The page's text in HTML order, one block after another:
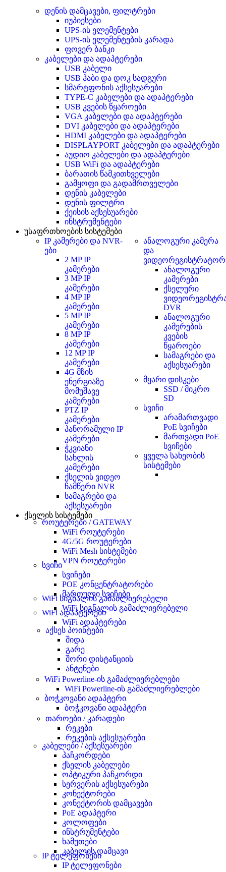
დენის დამცავები, ფილტრები
იუპიესები
UPS-ის ელემენტები
UPS-ის ელემენტების კარადა
ფოვერ ბანკი
კაბელები და ადაპტერები
USB კაბელი
USB ჰაბი და დოკ სადგური
სმარტფონის აქსესუარები
TYPE-C კაბელები და ადაპტერები
USB კვების წყაროები
VGA კაბელები და ადაპტერები
DVI კაბელები და ადაპტერები
HDMI კაბელები და ადაპტერები
DISPLAYPORT კაბელები და ადაპტერები
აუდიო კაბელები და ადაპტერები
USB WiFi და ადაპტერები
ბარათის წამკითხველები
გამყოფი და გადამრთველები
დენის კაბელები
დენის ფილტრი
ქეისის აქსესუარები
ინსტრუმენტები
უსაფრთხოების სისტემები
IP კამერები და NVR-
ები
2 MP IP
კამერები
3 MP IP
კამერები
4 MP IP
კამერები
5 MP IP
კამერები
8 MP IP
კამერები
12 MP IP
კამერები
4G მზის
ენერგიაზე
მომუშავე
კამერები
PTZ IP
კამერები
პანორამული IP
კამერები
ჭკვიანი
სახლის
კამერები
ქსელის ვიდეო
ჩამწერი NVR
სამაგრები და
აქსესუარები
ანალოგური კამერა
და
ანალოგური
კამერები
ქსელური
DVR
ანალოგური
კამერების
კვების
წყაროები
სამაგრები და
აქსესუარები
მყარი დისკები
SSD / მიკრო
SD
სვიჩი
არამართვადი
PoE სვიჩები
მართვადი PoE
სვიჩები
ყველა სახეობის
სისტემები
ქსელის სისტემები
როუტერები / GATEWAY
WiFi როუტერები
4G/5G როუტერები
WiFi Mesh სისტემები
VPN როუტერები
სვიჩი
სვიჩები
POE კონცენტრატორები
მართული სვიჩები
WiFi სიგნალის გამაძლიერებელი
WiFi სიგნალის გამაძლიერებელი
WiFi ადაპტერები
WiFi ადაპტერები
აქსეს პოინტები
შიდა
გარე
შორი დისტანციის
ანტენები
WiFi Powerline-ის გამაძლიერებლები
WiFi Powerline-ის გამაძლიერებლები
ბოჭკოვანი ადაპტერი
ბოჭკოვანი ადაპტერი
თაროები / კარადები
რეკები
რეკების აქსესუარები
კაბელები / აქსესუარები
პაჩკორდები
ქსელის კაბელები
ოპტიკური პაჩკორდი
სერვერის აქსესუარები
კონექტორები
კონექტორის დამცავები
PoE ადაპტერი
კოლოფები
ინსტრუმენტები
ხამუთები
კაბელის დამცავი
IP ტელეფონები
IP ტელეფონები